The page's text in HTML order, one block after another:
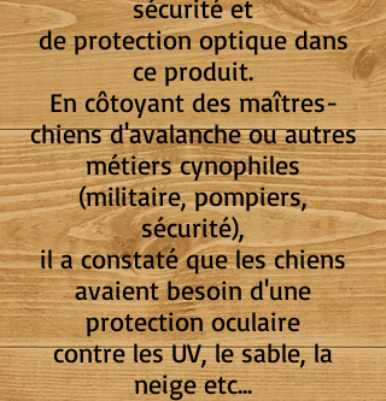
sécurité et
de protection optique dans
ce produit.
En côtoyant des maîtres-
chiens d'avalanche ou autres
métiers cynophiles
(militaire, pompiers,
sécurité),
il a constaté que les chiens
avaient besoin d'une
protection oculaire
contre les UV, le sable, la
neige etc...